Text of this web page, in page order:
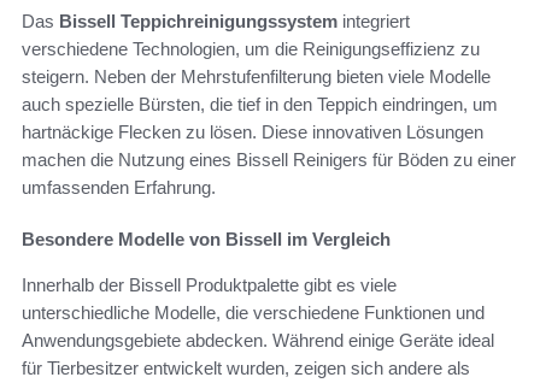
Das Bissell Teppichreinigungssystem integriert
verschiedene Technologien, um die Reinigungseffizienz zu
steigern. Neben der Mehrstufenfilterung bieten viele Modelle
auch spezielle Bürsten, die tief in den Teppich eindringen, um
hartnäckige Flecken zu lösen. Diese innovativen Lösungen
machen die Nutzung eines Bissell Reinigers für Böden zu einer
umfassenden Erfahrung.
Besondere Modelle von Bissell im Vergleich
Innerhalb der Bissell Produktpalette gibt es viele
unterschiedliche Modelle, die verschiedene Funktionen und
Anwendungsgebiete abdecken. Während einige Geräte ideal
für Tierbesitzer entwickelt wurden, zeigen sich andere als